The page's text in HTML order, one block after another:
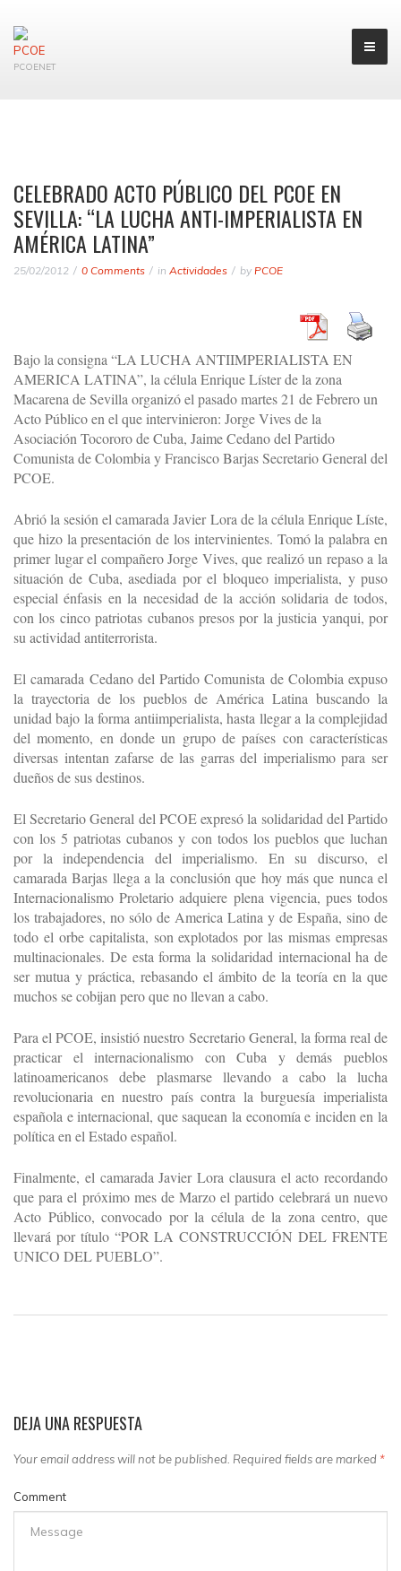
PCOENET
CELEBRADO ACTO PÚBLICO DEL PCOE EN
SEVILLA: “LA LUCHA ANTI-IMPERIALISTA EN
AMÉRICA LATINA”
25/02/2012 0 Comments in Actividades by PCOE
Bajo la consigna “LA LUCHA ANTIIMPERIALISTA EN
AMERICA LATINA”, la célula Enrique Líster de la zona
Macarena de Sevilla organizó el pasado martes 21 de Febrero un
Acto Público en el que intervinieron: Jorge Vives de la
Asociación Tocororo de Cuba, Jaime Cedano del Partido
Comunista de Colombia y Francisco Barjas Secretario General del
PCOE.
Abrió la sesión el camarada Javier Lora de la célula Enrique Líste,
que hizo la presentación de los intervinientes. Tomó la palabra en
primer lugar el compañero Jorge Vives, que realizó un repaso a la
situación de Cuba, asediada por el bloqueo imperialista, y puso
especial énfasis en la necesidad de la acción solidaria de todos,
con los cinco patriotas cubanos presos por la justicia yanqui, por
su actividad antiterrorista.
El camarada Cedano del Partido Comunista de Colombia expuso
la trayectoria de los pueblos de América Latina buscando la
unidad bajo la forma antiimperialista, hasta llegar a la complejidad
del momento, en donde un grupo de países con características
diversas intentan zafarse de las garras del imperialismo para ser
dueños de sus destinos.
El Secretario General del PCOE expresó la solidaridad del Partido
con los 5 patriotas cubanos y con todos los pueblos que luchan
por la independencia del imperialismo. En su discurso, el
camarada Barjas llega a la conclusión que hoy más que nunca el
Internacionalismo Proletario adquiere plena vigencia, pues todos
los trabajadores, no sólo de America Latina y de España, sino de
todo el orbe capitalista, son explotados por las mismas empresas
multinacionales. De esta forma la solidaridad internacional ha de
ser mutua y práctica, rebasando el ámbito de la teoría en la que
muchos se cobijan pero que no llevan a cabo.
Para el PCOE, insistió nuestro Secretario General, la forma real de
practicar el internacionalismo con Cuba y demás pueblos
latinoamericanos debe plasmarse llevando a cabo la lucha
revolucionaria en nuestro país contra la burguesía imperialista
española e internacional, que saquean la economía e inciden en la
política en el Estado español.
Finalmente, el camarada Javier Lora clausura el acto recordando
que para el próximo mes de Marzo el partido celebrará un nuevo
Acto Público, convocado por la célula de la zona centro, que
llevará por título “POR LA CONSTRUCCIÓN DEL FRENTE
UNICO DEL PUEBLO”.
DEJA UNA RESPUESTA
Your email address will not be published. Required fields are marked *
Comment